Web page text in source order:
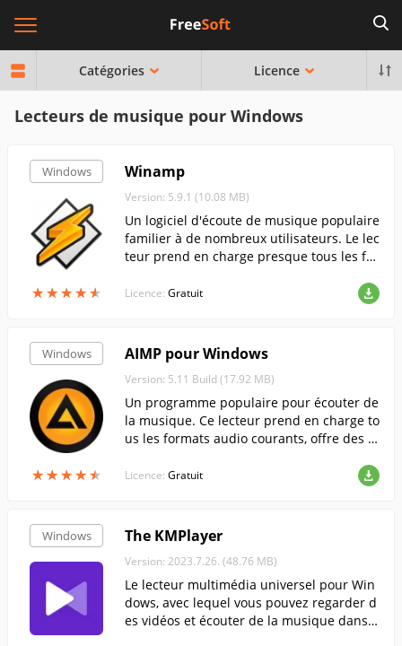
Catégories Licence
Lecteurs de musique pour Windows
Windows
★★★★★
★★★★★
Winamp
Version: 5.9.1 (10.08 MB)
Un logiciel d'écoute de musique populaire
familier à de nombreux utilisateurs. Le lec
teur prend en charge presque tous les for
ent les formats vidéo.
Licence: Gratuit
Windows
★★★★★
★★★★★
AIMP pour Windows
Version: 5.11 Build (17.92 MB)
Un programme populaire pour écouter de
la musique. Ce lecteur prend en charge to
us les formats audio courants, offre des p
ité sonore.
Licence: Gratuit
Windows The KMPlayer
Version: 2023.7.26. (48.76 MB)
Le lecteur multimédia universel pour Win
dows, avec lequel vous pouvez regarder d
es vidéos et écouter de la musique dans t